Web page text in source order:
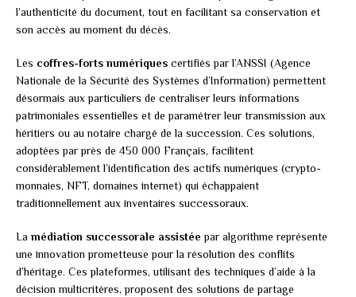
l’authenticité du document, tout en facilitant sa conservation et
son accès au moment du décès.
Les coffres-forts numériques certifiés par l’ANSSI (Agence
Nationale de la Sécurité des Systèmes d’Information) permettent
désormais aux particuliers de centraliser leurs informations
patrimoniales essentielles et de paramétrer leur transmission aux
héritiers ou au notaire chargé de la succession. Ces solutions,
adoptées par près de 450 000 Français, facilitent
considérablement l’identification des actifs numériques (crypto-
monnaies, NFT, domaines internet) qui échappaient
traditionnellement aux inventaires successoraux.
La médiation successorale assistée par algorithme représente
une innovation prometteuse pour la résolution des conflits
d’héritage. Ces plateformes, utilisant des techniques d’aide à la
décision multicritères, proposent des solutions de partage